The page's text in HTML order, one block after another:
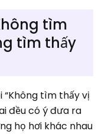
tìm
tìm thấy
“Không tìm thấy vị
đều có ý đưa ra
họ hơi khác nhau